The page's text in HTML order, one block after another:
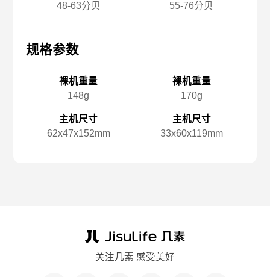
48-63分贝
规格参数
裸机重量
148g
主机尺寸
62x️47x️152mm
55-76分贝
裸机重量
170g
主机尺寸
33x️60x️119mm
关注几素 感受美好